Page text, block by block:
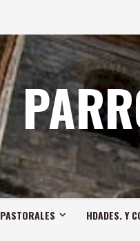
PASTORALES HDADES. Y